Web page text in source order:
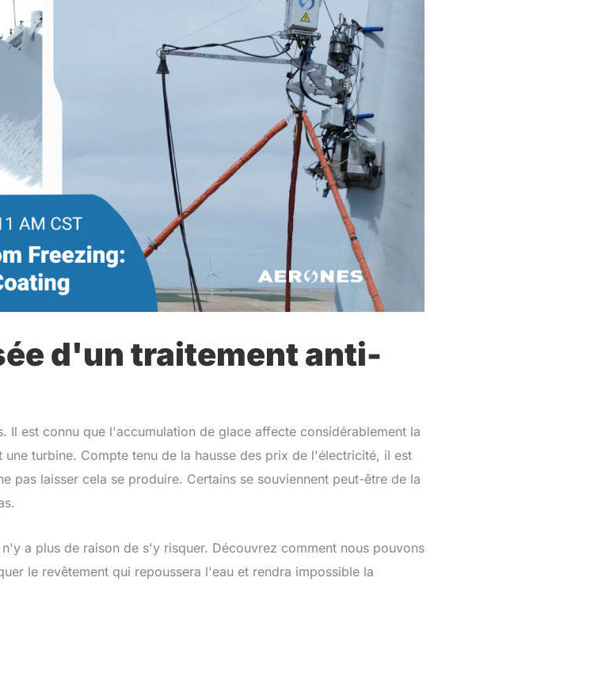
d'un traitement anti-
Il est connu que l'accumulation de glace affecte considérablement la
turbine. Compte tenu de la hausse des prix de l'électricité, il est
pas laisser cela se produire. Certains se souviennent peut-être de la
a plus de raison de s'y risquer. Découvrez comment nous pouvons
le revêtement qui repoussera l'eau et rendra impossible la